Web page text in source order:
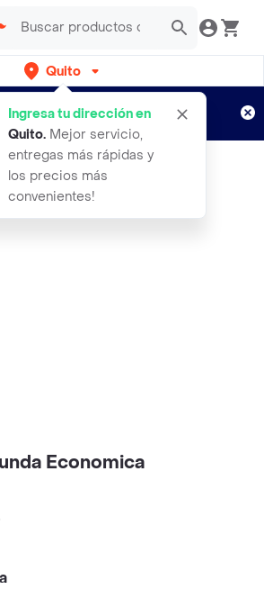
Quito
Ingresa tu dirección en
Quito. Mejor servicio,
entregas más rápidas y
los precios más
convenientes!
gratis por semanas
Aplican TyC
Economica